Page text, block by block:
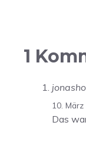
1
10.
Das